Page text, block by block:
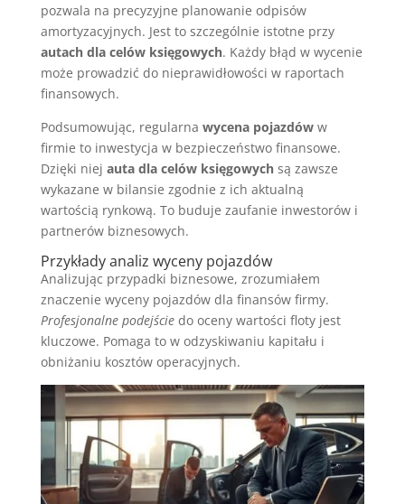
pozwala na precyzyjne planowanie odpisów
amortyzacyjnych. Jest to szczególnie istotne przy
autach dla celów księgowych. Każdy błąd w wycenie
może prowadzić do nieprawidłowości w raportach
finansowych.
Podsumowując, regularna wycena pojazdóww
firmie to inwestycja w bezpieczeństwo finansowe.
Dzięki niej auta dla celów księgowychsą zawsze
wykazane w bilansie zgodnie z ich aktualną
wartością rynkową. To buduje zaufanie inwestorów i
partnerów biznesowych.
Przykłady analiz wyceny pojazdów
Analizując przypadki biznesowe, zrozumiałem
znaczenie wyceny pojazdów dla finansów firmy.
Profesjonalne podejściedo oceny wartości floty jest
kluczowe. Pomaga to w odzyskiwaniu kapitału i
obniżaniu kosztów operacyjnych.